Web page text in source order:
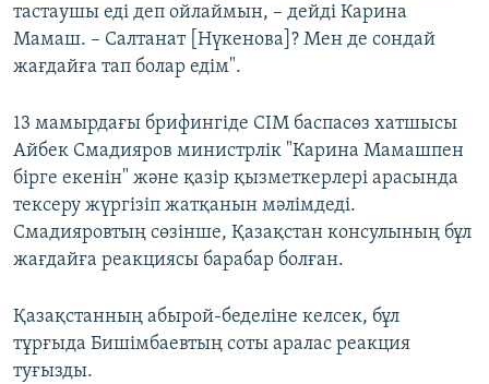
тастаушы еді деп ойлаймын, – дейді Карина
Мамаш. – Салтанат [Нүкенова]? Мен де сондай
жағдайға тап болар едім".
13 мамырдағы брифингіде СІМ баспасөз хатшысы
Айбек Смадияров министрлік "Карина Мамашпен
бірге екенін" және қазір қызметкерлері арасында
тексеру жүргізіп жатқанын мәлімдеді.
Смадияровтың сөзінше, Қазақстан консулының бұл
жағдайға реакциясы барабар болған.
Қазақстанның абырой-беделіне келсек, бұл
тұрғыда Бишімбаевтың соты аралас реакция
туғызды.